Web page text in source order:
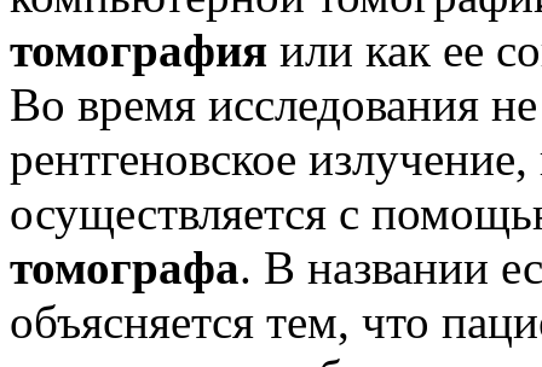
томография или как ее
Во время исследования
рентгеновское
осуществляется с
томографа. В названии
объясняется тем, что